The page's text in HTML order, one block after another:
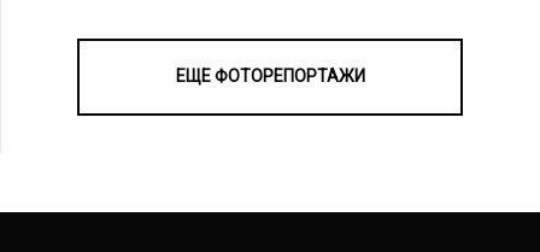
ЕЩЕ ФОТОРЕПОРТАЖИ